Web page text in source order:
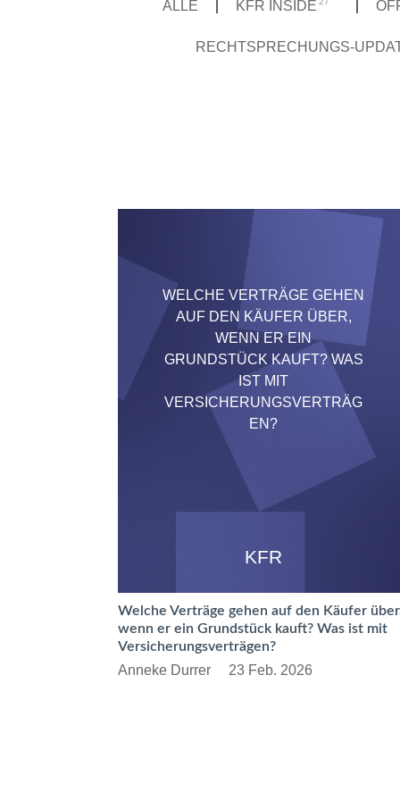
ALLE KFR INSIDE
RECHTSPRECHUNGS-
WELCHE VERTRÄGE GEHEN
AUF DEN KÄUFER ÜBER,
WENN ER EIN
GRUNDSTÜCK KAUFT? WAS
IST MIT
VERSICHERUNGSVERTRÄG
EN?
KFR
Welche Verträge gehen auf den Käufer
wenn er ein Grundstück kauft? Was ist mit
Versicherungsverträgen?
Anneke Durrer 23 Feb. 2026